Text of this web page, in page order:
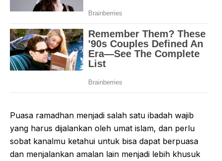
Puasa ramadhan menjadi salah satu ibadah wajib
yang harus dijalankan oleh umat islam, dan perlu
sobat kanalmu ketahui untuk bisa dapat berpuasa
dan menjalankan amalan lain menjadi lebih khusuk